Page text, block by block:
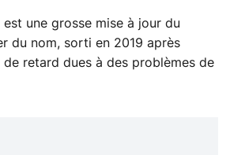
est une grosse mise à jour du
du nom, sorti en 2019 après
de retard dues à des problèmes de